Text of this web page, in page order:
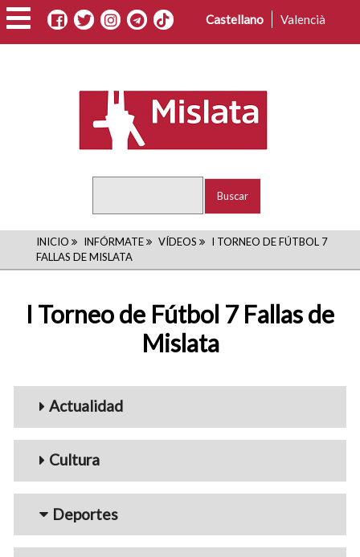
Pasar
al
contenido
Castellano Valencià
RUTA
DE
NAVEGACIÓN
INICIO INFÓRMATE VÍDEOS
I TORNEO DE FÚTBOL 7
FALLAS DE MISLATA
I Torneo de Fútbol 7 Fallas de
Mislata
Menu_Videos
Actualidad
Cultura
Deportes